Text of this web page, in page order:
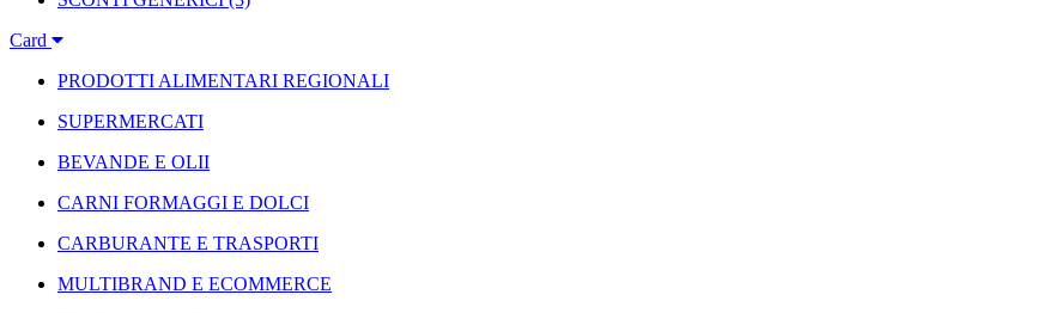
Card
PRODOTTI ALIMENTARI REGIONALI
SUPERMERCATI
BEVANDE E OLII
CARNI FORMAGGI E DOLCI
CARBURANTE E TRASPORTI
MULTIBRAND E ECOMMERCE